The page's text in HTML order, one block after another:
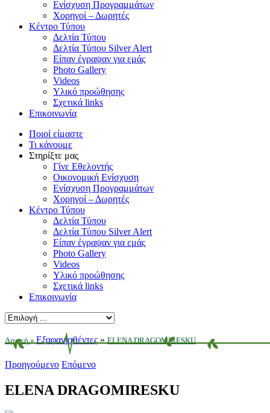
Ενίσχυση Προγραμμάτων
Χορηγοί – Δωρητές
Κέντρο Τύπου
Δελτία Τύπου
Δελτία Τύπου Silver Alert
Είπαν έγραψαν για εμάς
Photo Gallery
Videos
Υλικό προώθησης
Σχετικά links
Επικοινωνία
Ποιοί είμαστε
Τι κάνουμε
Στηρίξτε μας
Γίνε Εθελοντής
Οικονομική Ενίσχυση
Ενίσχυση Προγραμμάτων
Χορηγοί – Δωρητές
Κέντρο Τύπου
Δελτία Τύπου
Δελτία Τύπου Silver Alert
Είπαν έγραψαν για εμάς
Photo Gallery
Videos
Υλικό προώθησης
Σχετικά links
Επικοινωνία
Αρχική » Εξαφανισθέντες » ELENA DRAGOMIRESKU
Προηγούμενο Επόμενο
ELENA DRAGOMIRESKU